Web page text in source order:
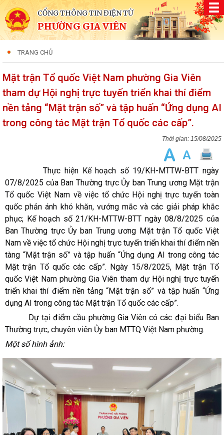
CỔNG THÔNG TIN ĐIỆN TỬ
PHƯỜNG GIA VIÊN
TRANG CHỦ
Mặt trận Tổ quốc Việt Nam phường Gia Viên
tham dự Hội nghị trực tuyến triển khai thí điểm
nền tảng “Mặt trận số” và tập huấn “Ứng dụng AI
trong công tác Mặt trận Tổ quốc các cấp”.
15/08/2025
Thực hiện Kế hoạch số 19/KH-MTTW-BTT ngày
07/8/2025 của Ban Thường trực Ủy ban Trung ương Mặt trận
Tổ quốc Việt Nam về việc tổ chức Hội nghị trực tuyến toàn
quốc phản ánh khó khăn, vướng mắc và các giải pháp khắc
phục; Kế hoạch số 21/KH-MTTW-BTT ngày 08/8/2025 của
Ban Thường trực Ủy ban Trung ương Mặt trận Tổ quốc Việt
Nam về việc tổ chức Hội nghị trực tuyến triển khai thí điểm nền
tàng “Mặt trận số” và tập huấn “Ứng dụng AI trong công tác
Mặt trận Tổ quốc các cấp”. Ngày 15/8/2025, Mặt trận Tổ
quốc Việt Nam phường Gia Viên tham dự Hội nghị trực tuyến
triển khai thí điểm nền tảng “Mặt trận số” và tập huấn “Ứng
dụng AI trong công tác Mặt trận Tổ quốc các cấp”.
Dự tại điểm cầu phường Gia Viên có các đại biểu Ban
Thường trực, chuyên viên Ủy ban MTTQ Việt Nam phường.
Một số hình ảnh: